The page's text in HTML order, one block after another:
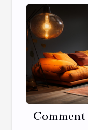
Comment